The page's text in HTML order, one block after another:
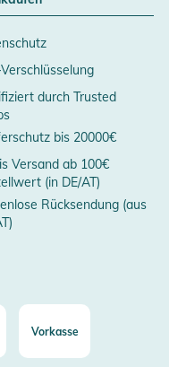
durch Trusted
bis 20000€
Versand ab 100€
(in DE/AT)
Rücksendung (aus
Vorkasse